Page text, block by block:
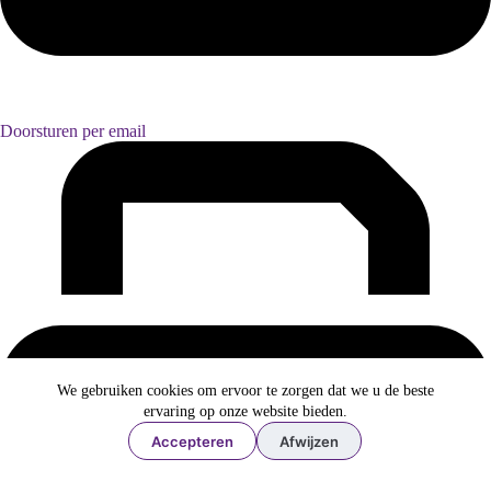
We gebruiken cookies om ervoor te zorgen dat we u de beste
ervaring op onze website bieden.
Accepteren Afwijzen
Doorsturen per email